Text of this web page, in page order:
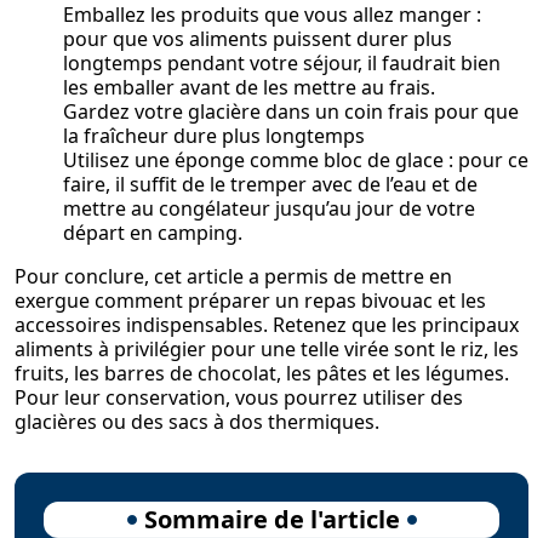
Emballez les produits que vous allez manger :
pour que vos aliments puissent durer plus
longtemps pendant votre séjour, il faudrait bien
les emballer avant de les mettre au frais.
Gardez votre glacière dans un coin frais pour que
la fraîcheur dure plus longtemps
Utilisez une éponge comme bloc de glace : pour ce
faire, il suffit de le tremper avec de l’eau et de
mettre au congélateur jusqu’au jour de votre
départ en camping.
Pour conclure, cet article a permis de mettre en
exergue comment préparer un repas bivouac et les
accessoires indispensables. Retenez que les principaux
aliments à privilégier pour une telle virée sont le riz, les
fruits, les barres de chocolat, les pâtes et les légumes.
Pour leur conservation, vous pourrez utiliser des
glacières ou des sacs à dos thermiques.
Sommaire de l'article